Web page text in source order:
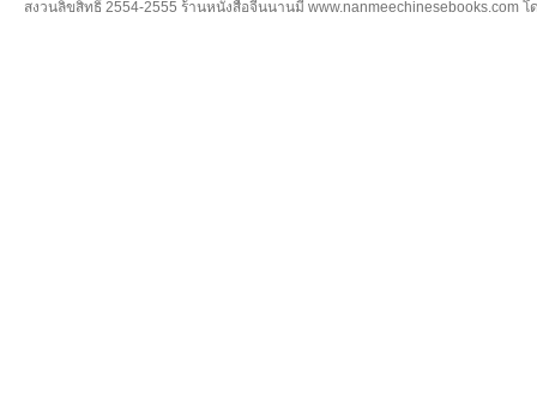
สงวนลิขสิทธิ์ 2554-2555 ร้านหนังสือจีนนานมี www.nanmeechinesebooks.com